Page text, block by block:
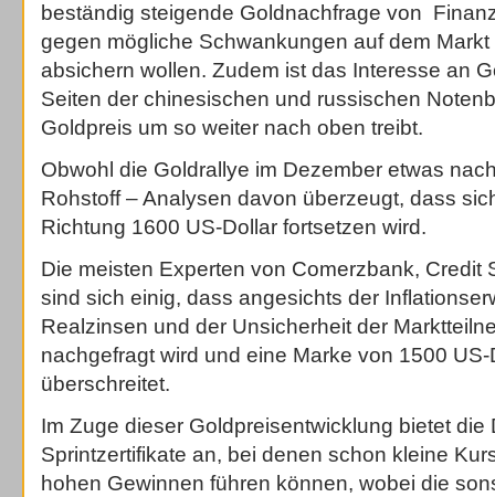
beständig steigende Goldnachfrage von
gegen mögliche Schwankungen auf dem
absichern wollen. Zudem ist das Interesse an
Seiten der chinesischen und russischen
Goldpreis um so weiter nach oben treibt.
Obwohl die Goldrallye im Dezember etwas
Rohstoff – Analysen davon überzeugt, dass
Richtung 1600 US-Dollar fortsetzen wird.
Die meisten Experten von Comerzbank, Credit
sind sich einig, dass angesichts der
Realzinsen und der Unsicherheit der
nachgefragt wird und eine Marke von 1500
überschreitet.
Im Zuge dieser Goldpreisentwicklung bietet die
Sprintzertifikate an, bei denen schon kleine
hohen Gewinnen führen können, wobei die